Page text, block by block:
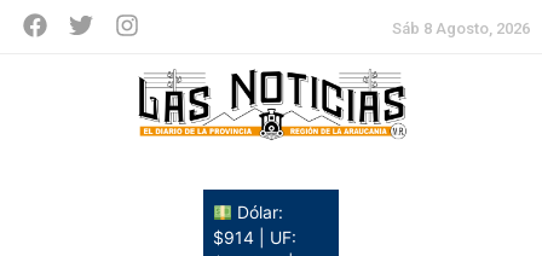
Sáb 8 Agosto, 2026
Dólar:
$914 | UF: